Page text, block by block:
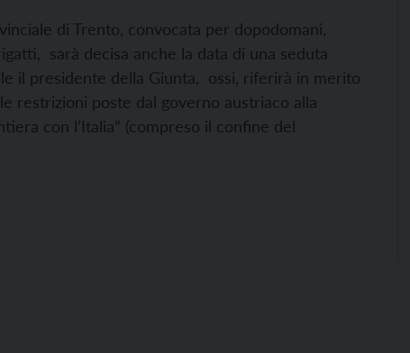
di Trento, convocata per dopodomani,
sarà decisa anche la data di una seduta
il presidente della Giunta, ossi, riferirà in merito
restrizioni poste dal governo austriaco alla
con l’Italia” (compreso il confine del